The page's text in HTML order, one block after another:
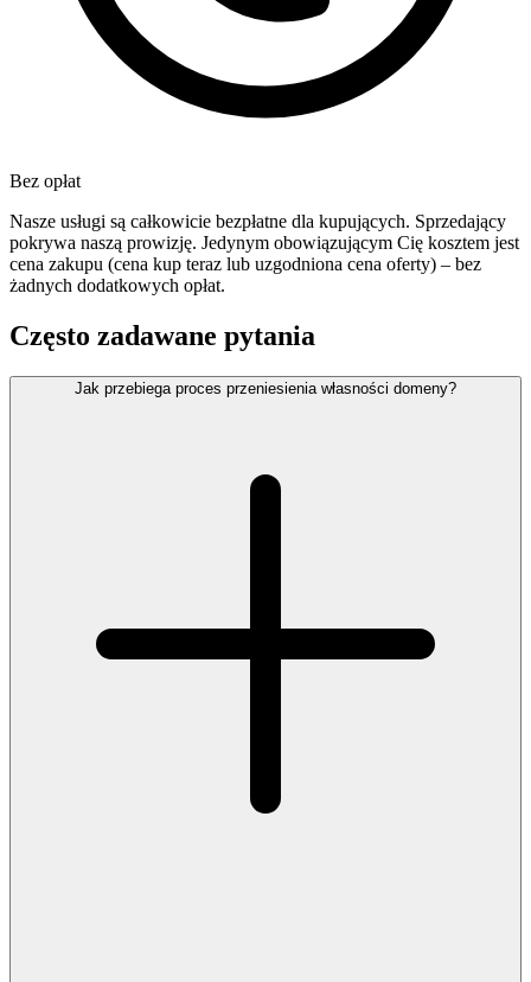
Bez opłat
Nasze usługi są całkowicie bezpłatne dla kupujących. Sprzedający
pokrywa naszą prowizję. Jedynym obowiązującym Cię kosztem jest
cena zakupu (cena kup teraz lub uzgodniona cena oferty) – bez
żadnych dodatkowych opłat.
Często zadawane pytania
Jak przebiega proces przeniesienia własności domeny?